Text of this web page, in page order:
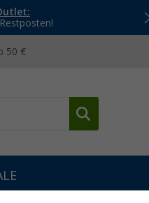
50 €